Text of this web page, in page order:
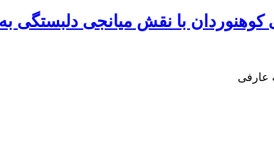
با نقش میانجی دلبستگی
عارفی